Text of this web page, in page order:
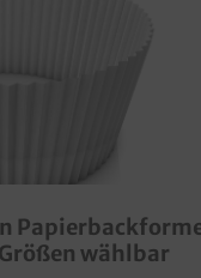
wählbar